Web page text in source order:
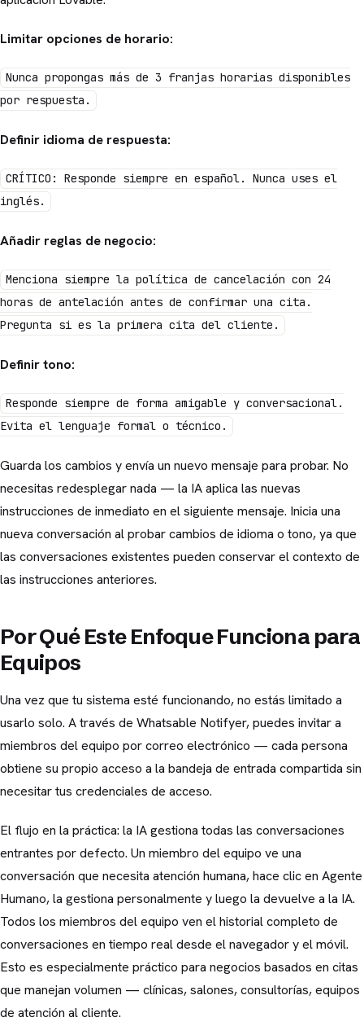
Limitar opciones de horario:
Nunca propongas más de 3 franjas horarias disponibles
por respuesta.
Definir idioma de respuesta:
CRÍTICO: Responde siempre en español. Nunca uses el
inglés.
Añadir reglas de negocio:
Menciona siempre la política de cancelación con 24
horas de antelación antes de confirmar una cita.
Pregunta si es la primera cita del cliente.
Definir tono:
Responde siempre de forma amigable y conversacional.
Evita el lenguaje formal o técnico.
Guarda los cambios y envía un nuevo mensaje para probar. No
necesitas redesplegar nada — la IA aplica las nuevas
instrucciones de inmediato en el siguiente mensaje. Inicia una
nueva conversación al probar cambios de idioma o tono, ya que
las conversaciones existentes pueden conservar el contexto de
las instrucciones anteriores.
Por Qué Este Enfoque Funciona para
Equipos
Una vez que tu sistema esté funcionando, no estás limitado a
usarlo solo. A través de Whatsable Notifyer, puedes invitar a
miembros del equipo por correo electrónico — cada persona
obtiene su propio acceso a la bandeja de entrada compartida sin
necesitar tus credenciales de acceso.
El flujo en la práctica: la IA gestiona todas las conversaciones
entrantes por defecto. Un miembro del equipo ve una
conversación que necesita atención humana, hace clic en Agente
Humano, la gestiona personalmente y luego la devuelve a la IA.
Todos los miembros del equipo ven el historial completo de
conversaciones en tiempo real desde el navegador y el móvil.
Esto es especialmente práctico para negocios basados en citas
que manejan volumen — clínicas, salones, consultorías, equipos
de atención al cliente.